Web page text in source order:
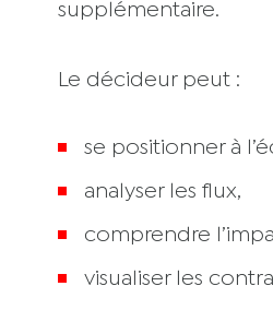
supplémentaire.
Le décideur peut :
se positionner à
analyser les flux,
comprendre
visualiser les